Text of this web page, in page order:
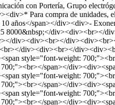
con Portería, Grupo
Para compra de
años</span></div><div>-
8000&nbsp;</
div><div><br></
div><div><br></
style="font-weight:
span></
style="font-weight:
span></
style="font-weight:
span></